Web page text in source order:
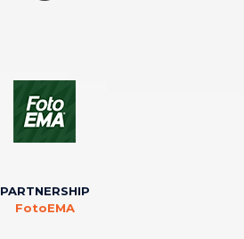
PARTNERSHIP
FotoEMA